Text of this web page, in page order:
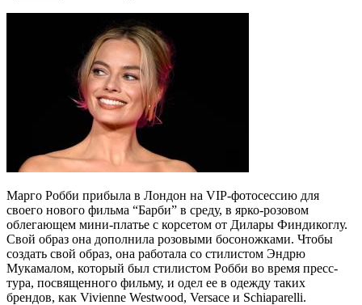
Марго Робби прибыла в Лондон на VIP-фотосессию для
своего нового фильма “Барби” в среду, в ярко-розовом
облегающем мини-платье с корсетом от Дилары Финдикоглу.
Свой образ она дополнила розовыми босоножками. Чтобы
создать свой образ, она работала со стилистом Эндрю
Мукамалом, который был стилистом Робби во время пресс-
тура, посвященного фильму, и одел ее в одежду таких
брендов, как Vivienne Westwood, Versace и Schiaparelli.